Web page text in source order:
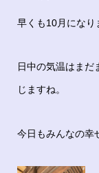
早くも10月になり
日中の気温はまだ
じますね。
今日もみんなの幸